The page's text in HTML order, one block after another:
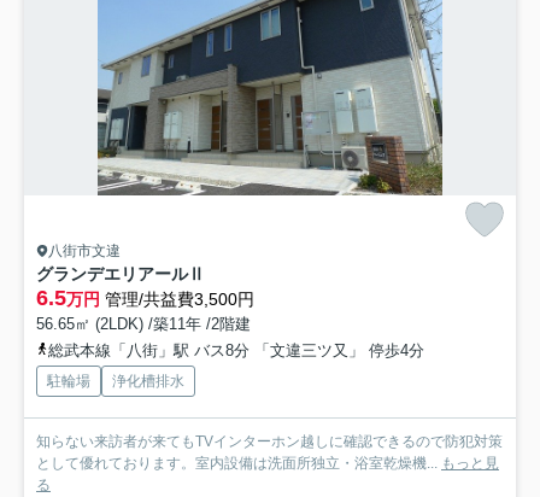
八街市文違
グランデエリアールⅡ
6.5万円 管理/共益費3,500円
56.65㎡ (2LDK) /築11年 /2階建
総武本線「八街」駅 バス8分 「文違三ツ又」 停歩4分
駐輪場 浄化槽排水
知らない来訪者が来てもTVインターホン越しに確認できるので防犯対策
として優れております。室内設備は洗面所独立・浴室乾燥機... もっと見
る